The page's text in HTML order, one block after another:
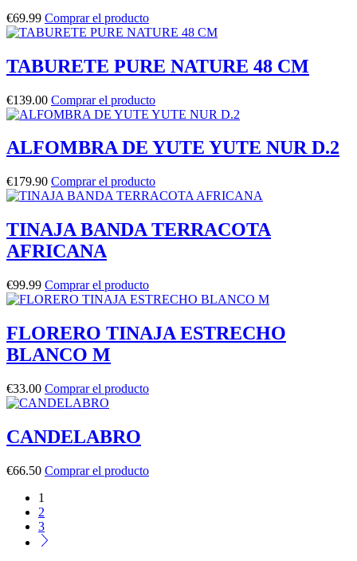
€69.99 Comprar el producto
TABURETE PURE NATURE 48 CM
€139.00 Comprar el producto
ALFOMBRA DE YUTE YUTE NUR D.2
€179.90 Comprar el producto
TINAJA BANDA TERRACOTA
AFRICANA
€99.99 Comprar el producto
FLORERO TINAJA ESTRECHO
BLANCO M
€33.00 Comprar el producto
CANDELABRO
€66.50 Comprar el producto
1
2
3